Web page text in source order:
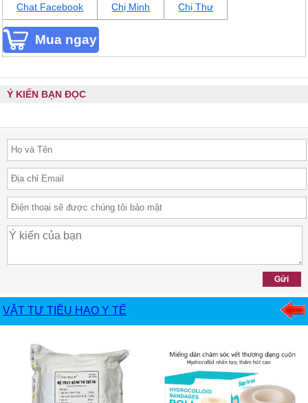
Chat Facebook Chị Minh Chị Thư
Ý KIẾN BẠN ĐỌC
VẬT TƯ TIÊU HAO Y TẾ